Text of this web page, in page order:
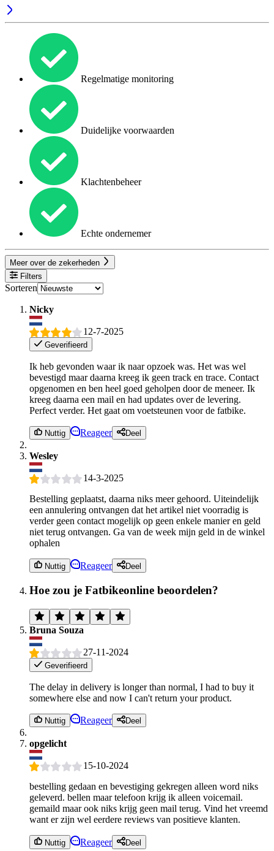
Regelmatige monitoring
Duidelijke voorwaarden
Klachtenbeheer
Echte ondernemer
Meer over de zekerheden
Filters
Sorteren
Nicky
12-7-2025
Geverifieerd
Ik heb gevonden waar ik naar opzoek was. Het was wel
bevestigd maar daarna kreeg ik geen track en trace. Contact
opgenomen en ben heel goed geholpen door de meneer. Ik
kreeg daarna een mail en had updates over de levering.
Perfect verder. Het gaat om voetsteunen voor de fatbike.
Nuttig Reageer Deel
Wesley
14-3-2025
Bestelling geplaatst, daarna niks meer gehoord. Uiteindelijk
een annulering ontvangen dat het artikel niet voorradig is
verder geen contact mogelijk op geen enkele manier en geld
niet terug ontvangen. Ga van de week mijn geld in de winkel
ophalen
Nuttig Reageer Deel
Hoe zou je Fatbikeonline beoordelen?
Bruna Souza
27-11-2024
Geverifieerd
The delay in delivery is longer than normal, I had to buy it
somewhere else and now I can't return your product.
Nuttig Reageer Deel
opgelicht
15-10-2024
bestelling gedaan en bevestiging gekregen alleen word niks
geleverd. bellen maar telefoon krijg ik alleen voicemail.
gemaild maar ook niks krijg geen mail terug. Vind het vreemd
want er zijn wel eerdere reviews van positieve klanten.
Nuttig Reageer Deel